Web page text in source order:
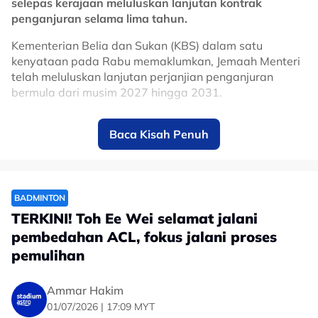
penganjuran selama lima tahun.
Kementerian Belia dan Sukan (KBS) dalam satu
kenyataan pada Rabu memaklumkan, Jemaah Menteri
telah meluluskan lanjutan perjanjian penganjuran
bermula dari musim 2027 hingga 2031.
Keputusan itu memastikan Malaysia terus kekal dalam
kalendar MotoGP, sekali gus mengukuhkan kedudukan
Sepang sebagai antara litar ikonik dalam kejuaraan
Litar Antarabangsa Sepang mula menjadi tuan rumah
MotoGP pada 1999 dan hanya terlepas menganjurkan
perlumbaan pada musim 2020 serta 2021 susulan
pandemik COVID-19.
Sepanjang lebih dua dekad penganjurannya, Grand
Prix Malaysia berjaya menarik kehadiran ratusan ribu
peminat dari dalam dan luar negara, selain memberi
impak positif kepada sektor pelancongan, ekonomi dan
Baca Kisah Penuh
BADMINTON
TERKINI! Toh Ee Wei selamat jalani
pembedahan ACL, fokus jalani proses
pemulihan
Ammar Hakim
01/07/2026 | 17:09 MYT